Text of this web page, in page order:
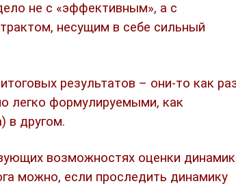
не с «эффективным», а с
несущим в себе сильный
результатов – они-то как
легко формулируемыми, как
в другом.
возможностях оценки
можно, если проследить динамику